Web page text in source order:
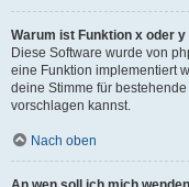
Warum ist Funktion x oder
Diese Software wurde von
eine Funktion implementiert
deine Stimme für
vorschlagen kannst.
Nach oben